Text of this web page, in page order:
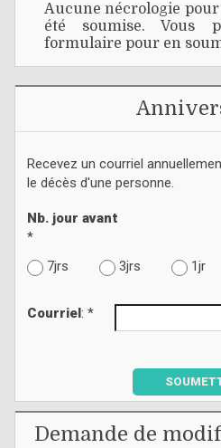
Aucune nécrologie
été soumise. Vous
formulaire pour en
Recevez un courriel
le décès d'une personne.
Nb. jour avant
*
7jrs
3jrs 1jr
Courriel : *
Demande de